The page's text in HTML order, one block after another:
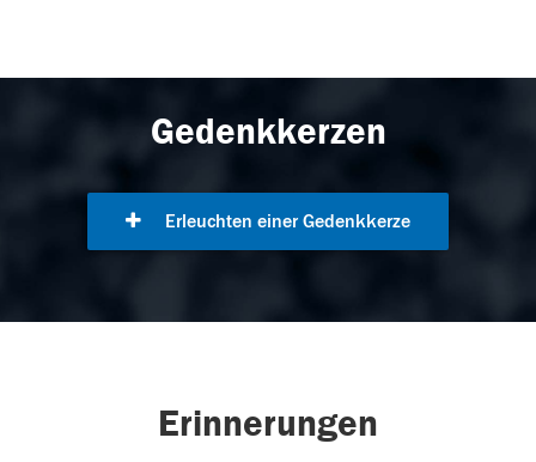
Gedenkkerzen
Erleuchten einer Gedenkkerze
Erinnerungen